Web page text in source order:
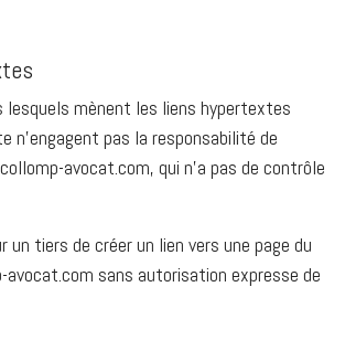
lesquels mènent les liens hypertextes
n’engagent pas la responsabilité de
avocat.com, qui n’a pas de contrôle
un tiers de créer un lien vers une page du
sans autorisation expresse de